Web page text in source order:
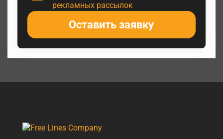
рекламных рассылок
Оставить заявку